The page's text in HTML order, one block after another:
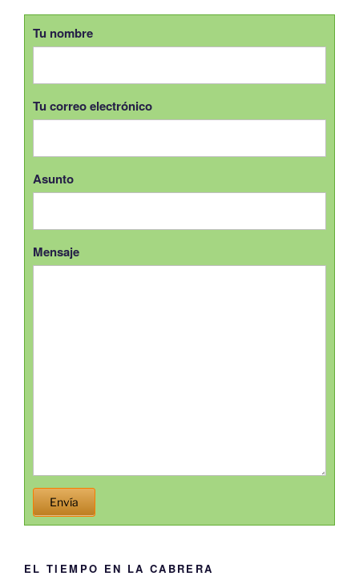
Tu nombre
Tu correo electrónico
Asunto
Mensaje
Envía
EL TIEMPO EN LA CABRERA